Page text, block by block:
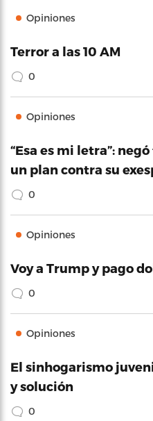
Opiniones
Terror a las 10 AM
0
Opiniones
“Esa es mi letra”:
un plan contra su
0
Opiniones
Voy a Trump y pago
0
Opiniones
El sinhogarismo
y solución
0